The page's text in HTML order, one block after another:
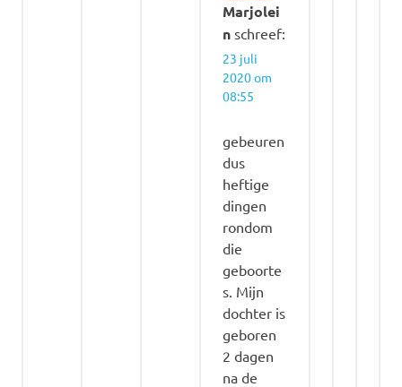
Marjolei
n schreef:
23 juli
2020 om
08:55
gebeuren
dus
heftige
dingen
rondom
die
geboorte
s. Mijn
dochter is
geboren
2 dagen
na de